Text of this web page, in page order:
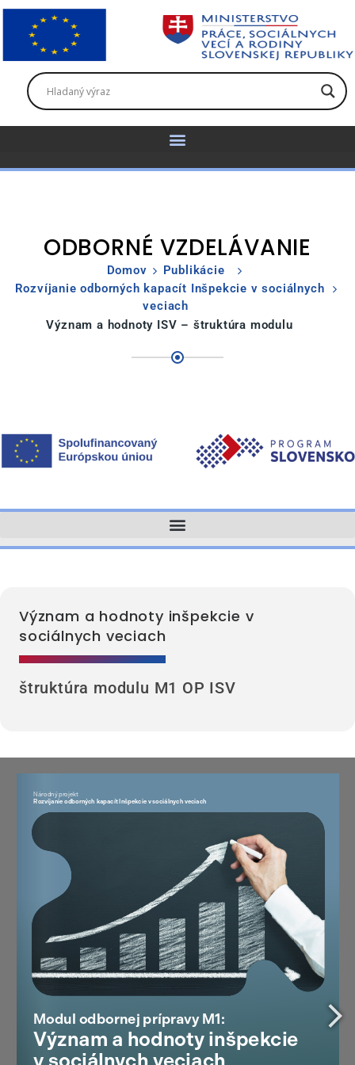
ODBORNÉ VZDELÁVANIE
Domov
Publikácie
Rozvíjanie odborných kapacít Inšpekcie v sociálnych
veciach
Význam a hodnoty ISV – štruktúra modulu
Význam a hodnoty inšpekcie v
sociálnych veciach
štruktúra modulu M1 OP ISV